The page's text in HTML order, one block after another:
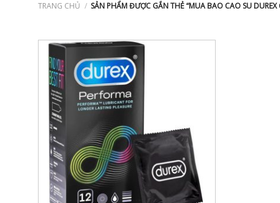
TRANG CHỦ / SẢN PHẨM ĐƯỢC GẮN THẺ “MUA BAO CAO SU DUREX